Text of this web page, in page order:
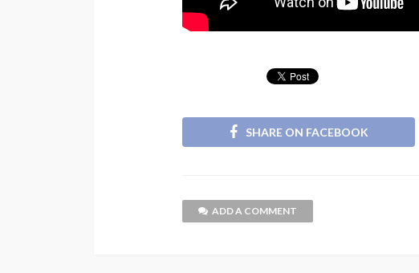
SHARE ON FACEBOOK
ADD A COMMENT